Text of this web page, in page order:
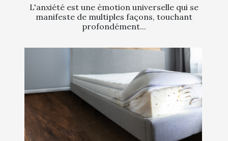
L'anxiété est une émotion universelle qui se
manifeste de multiples façons, touchant
profondément...